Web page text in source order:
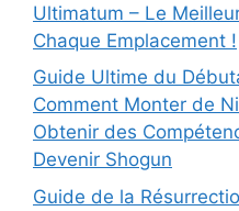
Ultimatum – Le
Chaque Emplacement !
Guide Ultime du
Comment Monter de
Obtenir des
Devenir Shogun
Guide de la